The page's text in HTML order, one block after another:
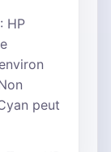
HP
peut